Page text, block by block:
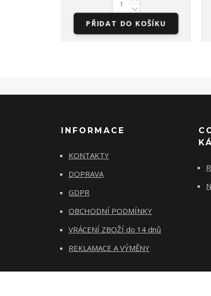
PŘIDAT DO KOŠÍKU
INFORMACE
KONTAKTY
DOPRAVA
GDPR
OBCHODNÍ PODMÍNKY
VRÁCENÍ ZBOŽÍ do 14 dnů
REKLAMACE A VÝMĚNY